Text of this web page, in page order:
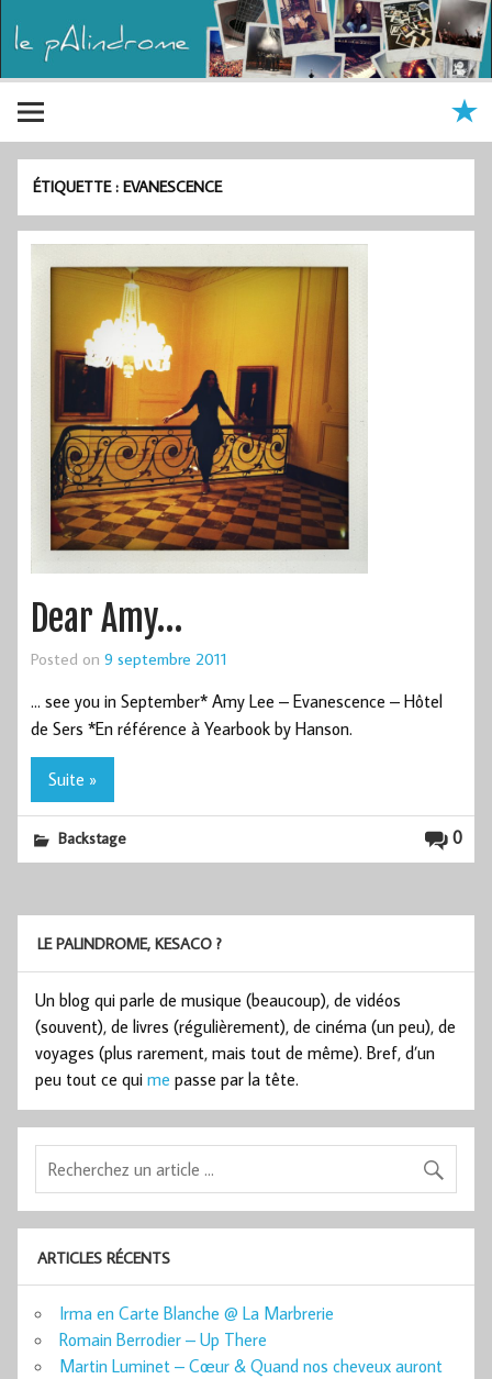
ÉTIQUETTE :EVANESCENCE
Dear Amy…
Posted on 9 septembre 2011
… see you in September* Amy Lee – Evanescence – Hôtel
de Sers *En référence à Yearbook by Hanson.
Suite »
0
Backstage
LE PALINDROME, KESACO ?
Un blog qui parle de musique (beaucoup), de vidéos
(souvent), de livres (régulièrement), de cinéma (un peu), de
voyages (plus rarement, mais tout de même). Bref, d’un
peu tout ce qui me passe par la tête.
ARTICLES RÉCENTS
Irma en Carte Blanche @ La Marbrerie
Romain Berrodier – Up There
Martin Luminet – Cœur & Quand nos cheveux auront